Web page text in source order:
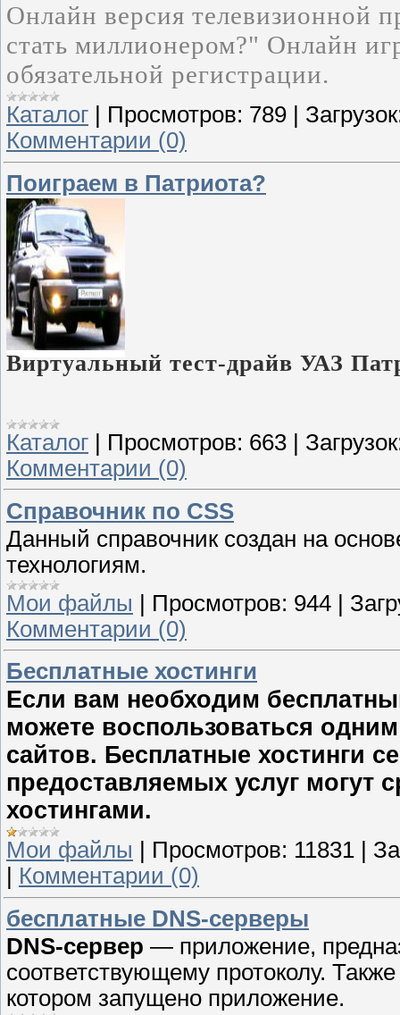
Онлайн версия телевизионной
стать миллионером?" Онлайн
обязательной регистрации.
Каталог Просмотров: 789
Комментарии (0)
Поиграем в Патриота?
Виртуальный тест-драйв УАЗ
Каталог Просмотров: 663
Комментарии (0)
Справочник по CSS
Данный справочник создан на
технологиям.
Мои файлы | Просмотров: 944 |
Комментарии (0)
Бесплатные хостинги
Если вам необходим
можете воспользоваться
сайтов. Бесплатные хостинги
предоставляемых услуг могут
хостингами.
Мои файлы Просмотров: 11831
Комментарии (0)
бесплатные DNS-серверы
DNS-сервер — приложение,
соответствующему протоколу.
котором запущено приложение.